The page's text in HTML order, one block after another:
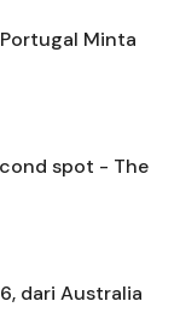
Minta
spot - The
dari Australia